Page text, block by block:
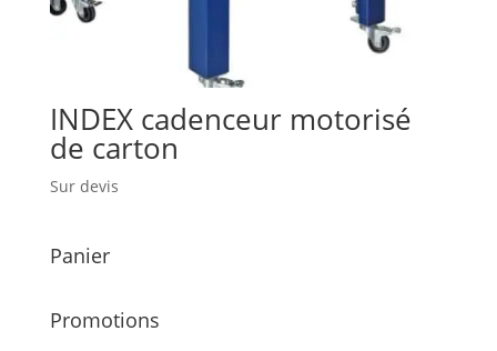
INDEX cadenceur motorisé
de carton
Sur devis
Panier
Promotions